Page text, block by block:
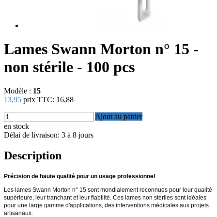
Lames Swann Morton n° 15 -
non stérile - 100 pcs
Modèle : 15
13,95 prix TTC: 16,88
Ajout au panier
en stock
Délai de livraison: 3 à 8 jours
Description
Précision de haute qualité pour un usage professionnel
Les lames Swann Morton n° 15 sont mondialement reconnues pour leur qualité
supérieure, leur tranchant et leur fiabilité. Ces lames non stériles sont idéales
pour une large gamme d'applications, des interventions médicales aux projets
artisanaux.